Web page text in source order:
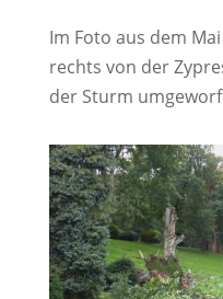
Im Foto aus dem
rechts von der
der Sturm